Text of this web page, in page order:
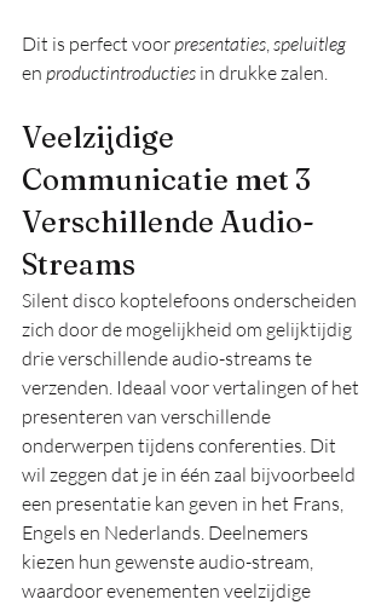
Dit is perfect voor presentaties, speluitleg
en productintroducties in drukke zalen.
Veelzijdige
Communicatie met 3
Verschillende Audio-
Streams
Silent disco koptelefoons onderscheiden
zich door de mogelijkheid om gelijktijdig
drie verschillende audio-streams te
verzenden. Ideaal voor vertalingen of het
presenteren van verschillende
onderwerpen tijdens conferenties. Dit
wil zeggen dat je in één zaal bijvoorbeeld
een presentatie kan geven in het Frans,
Engels en Nederlands. Deelnemers
kiezen hun gewenste audio-stream,
waardoor evenementen veelzijdige